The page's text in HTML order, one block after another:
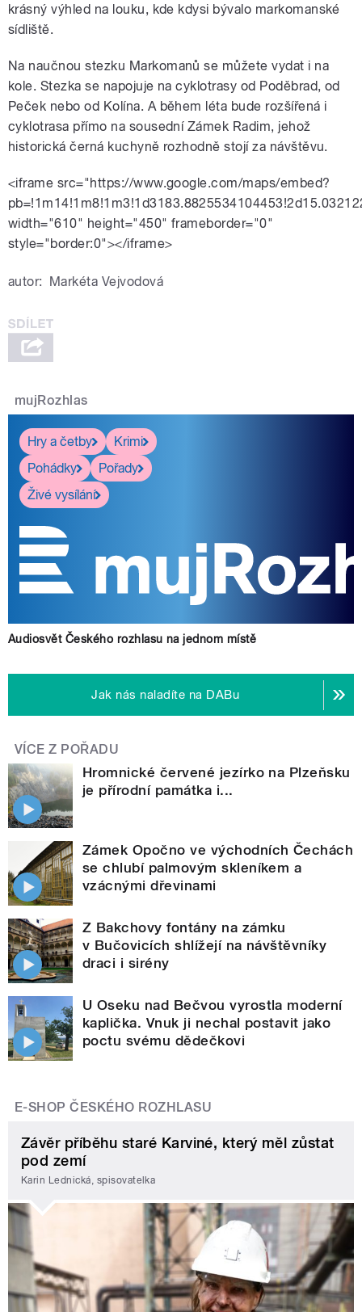
krásný výhled na louku, kde kdysi bývalo markomanské
sídliště.
Na naučnou stezku Markomanů se můžete vydat i na
kole. Stezka se napojuje na cyklotrasy od Poděbrad, od
Peček nebo od Kolína. A během léta bude rozšířená i
cyklotrasa přímo na sousední Zámek Radim, jehož
historická černá kuchyně rozhodně stojí za návštěvu.
<iframe src="https://www.google.com/maps/embed?
width="610" height="450" frameborder="0"
style="border:0"></iframe>
autor: Markéta Vejvodová
mujRozhlas
Hry a četby
Krimi
Pohádky
Pořady
Živé vysílání
Audiosvět Českého rozhlasu na jednom místě
Jak nás naladíte na DABu
VÍCE Z POŘADU
Hromnické červené jezírko na Plzeňsku
je přírodní památka i...
Zámek Opočno ve východních Čechách
se chlubí palmovým skleníkem a
vzácnými dřevinami
Z Bakchovy fontány na zámku
v Bučovicích shlížejí na návštěvníky
draci i sirény
U Oseku nad Bečvou vyrostla moderní
kaplička. Vnuk ji nechal postavit jako
poctu svému dědečkovi
E-SHOP ČESKÉHO ROZHLASU
Závěr příběhu staré Karviné, který měl zůstat
pod zemí
Karin Lednická, spisovatelka